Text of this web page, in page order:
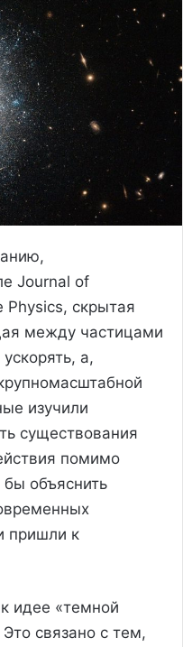
Journal of
Physics, скрытая
между частицами
а,
изучили
существования
помимо
бы объяснить
пришли к
идее «темной
связано с тем,